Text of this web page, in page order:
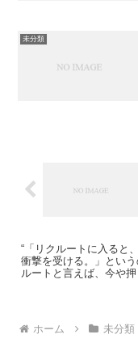
未分類
“「リクルートに入ると
衝撃を受ける。」とい
ルートと言えば、今や押
が彼らのやっていると
地域密着型広告代理店で
ホーム 未分類